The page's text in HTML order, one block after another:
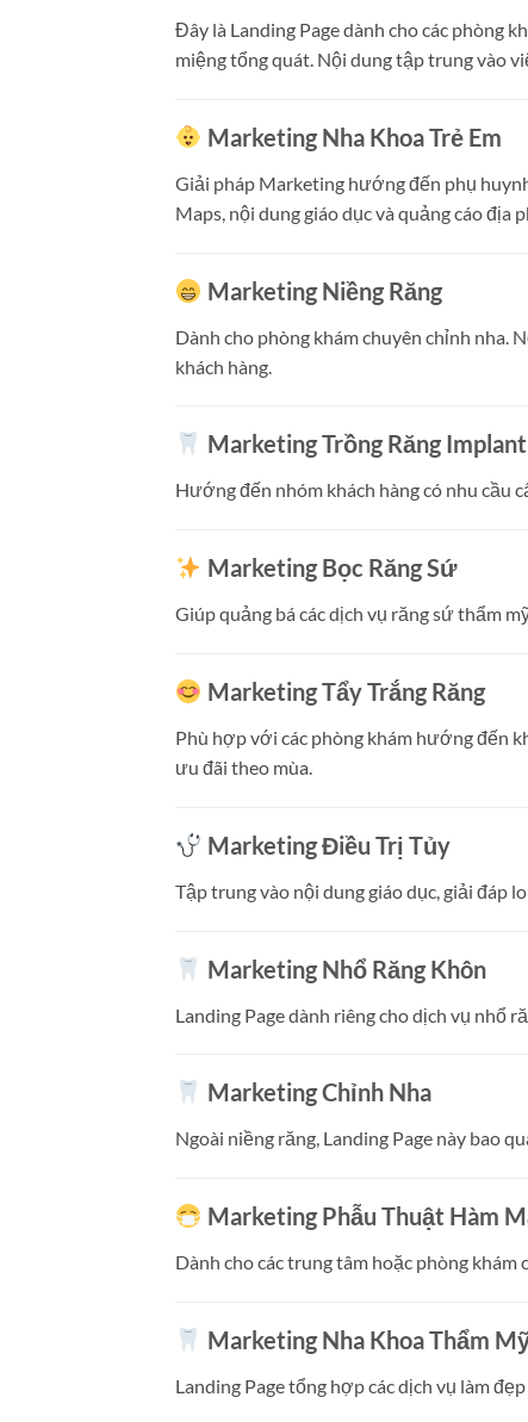
Đây là Landing Page dành cho các phòng
miệng tổng quát. Nội dung tập trung vào
Marketing Nha Khoa Trẻ Em
Giải pháp Marketing hướng đến phụ
Maps, nội dung giáo dục và quảng cáo địa
Marketing Niềng Răng
Dành cho phòng khám chuyên chỉnh nha.
khách hàng.
Marketing Trồng Răng Implant
Hướng đến nhóm khách hàng có nhu cầu
Marketing Bọc Răng Sứ
Giúp quảng bá các dịch vụ răng sứ thẩm
Marketing Tẩy Trắng Răng
Phù hợp với các phòng khám hướng đến
ưu đãi theo mùa.
Marketing Điều Trị Tủy
Tập trung vào nội dung giáo dục, giải đáp
Marketing Nhổ Răng Khôn
Landing Page dành riêng cho dịch vụ nhổ
Marketing Chỉnh Nha
Ngoài niềng răng, Landing Page này bao
Marketing Phẫu Thuật Hàm
Dành cho các trung tâm hoặc phòng
Marketing Nha Khoa Thẩm
Landing Page tổng hợp các dịch vụ làm